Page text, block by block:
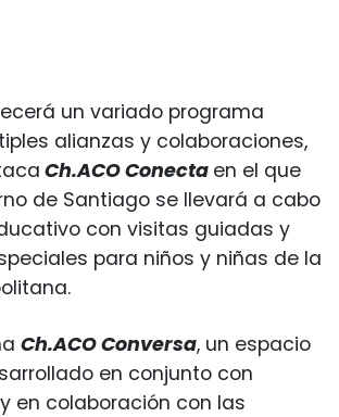
un variado programa
alianzas y colaboraciones,
Ch.ACOConecta en el que
de Santiago se llevará a cabo
con visitas guiadas y
para niños y niñas de la
Ch.ACO Conversa, un espacio
en conjunto con
en colaboración con las